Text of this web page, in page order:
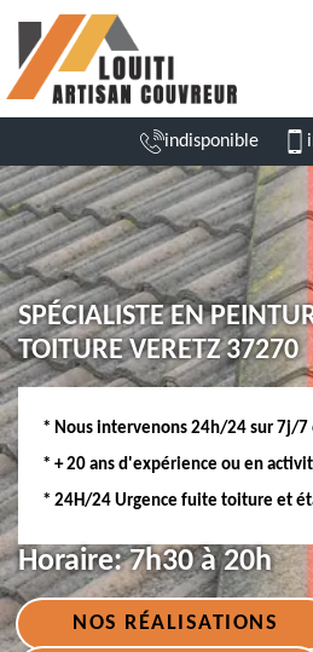
indisponible
SPÉCIALISTE EN
TOITURE VERETZ 37270
* Nous intervenons 24h/24 sur 7j/7
* + 20 ans d'expérience ou en
* 24H/24 Urgence fuite toiture et
Horaire:7h30 à 20h
NOS RÉALISATIONS